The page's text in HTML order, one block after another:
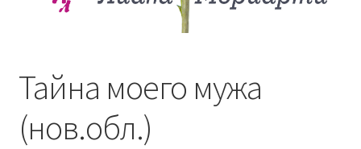
Тайна моего мужа
(нов.обл.)